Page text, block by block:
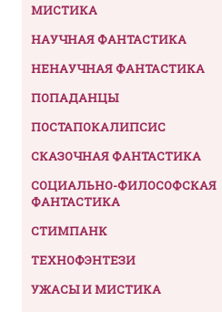
МИСТИКА
НАУЧНАЯ ФАНТАСТИКА
НЕНАУЧНАЯ ФАНТАСТИКА
ПОПАДАНЦЫ
ПОСТАПОКАЛИПСИС
СКАЗОЧНАЯ ФАНТАСТИКА
СОЦИАЛЬНО-ФИЛОСОФСКАЯ
ФАНТАСТИКА
СТИМПАНК
ТЕХНОФЭНТЕЗИ
УЖАСЫ И МИСТИКА